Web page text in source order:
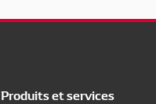
Produits et services